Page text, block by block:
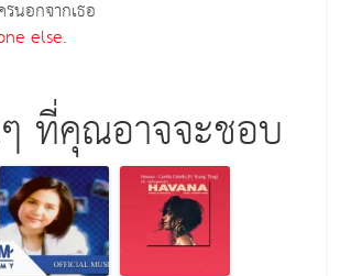
รนอกจากเธอ
else.
ที่คุณอาจจะชอบ